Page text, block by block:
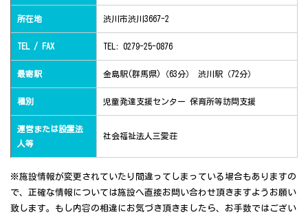
所在地 渋川市渋川3667-2
TEL / FAX TEL: 0279-25-0876
最寄駅 金島駅(群馬県)（63分） 渋川駅（72分）
種別 児童発達支援センター 保育所等訪問支援
運営または設置法
人等
社会福祉法人三愛荘
※施設情報が変更されていたり間違ってしまっている場合もありますの
で、正確な情報については施設へ直接お問い合わせ頂きますようお願い
致します。もし内容の相違にお気づき頂きましたら、お手数ではござい